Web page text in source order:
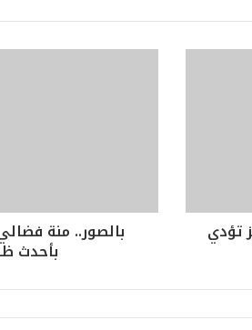
تؤدي بالصور.. منة
بأحدث